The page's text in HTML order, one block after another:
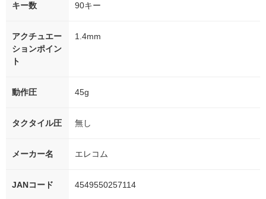
キー数 90キー
アクチュエー
ションポイン
ト
1.4mm
動作圧 45g
タクタイル圧 無し
メーカー名 エレコム
JANコード 4549550257114